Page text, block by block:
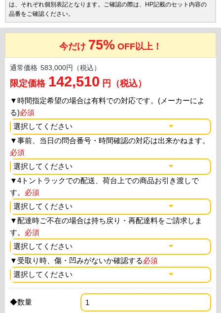
は、それぞれ個別表記となります。ご確認の際は、HP記載のセット内容の
品番をご確認ください。
今だけ 75% OFF以上！
通常価格 583,000円（税込）
限定価格 142,510 円（税込）
▼時間指定希望の場合は有料での対応です。(メーカーによ
る)必須
▼事前、当日の問合番号・時間確認の対応は出来かねます。
必須
▼4トントラックでの配送、荷台上での商品お引き渡しで
す。 必須
▼配達時ご不在の場合は持ち戻り・再配達料をご請求しま
す。 必須
▼ 受取り時、傷・凹みがないか確認する必須
◆数量